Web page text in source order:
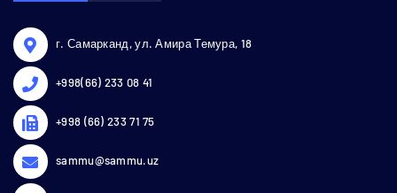
г. Самарканд, ул. Амира Темура, 18
+998(66) 233 08 41
+998 (66) 233 71 75
sammu@sammu.uz